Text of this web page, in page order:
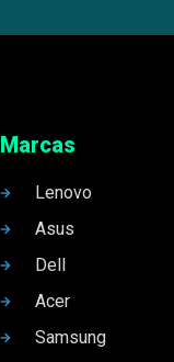
Marcas
Lenovo
Asus
Dell
Acer
Samsung